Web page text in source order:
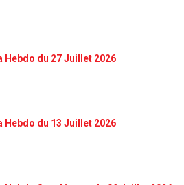
Hebdo du 27 Juillet 2026
Hebdo du 13 Juillet 2026